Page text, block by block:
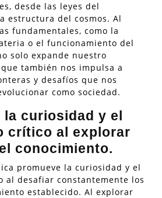
desde las leyes del
estructura del cosmos. Al
fundamentales, como la
o el funcionamiento del
solo expande nuestro
también nos impulsa a
y desafíos que nos
como sociedad.
la curiosidad y el
crítico al explorar
conocimiento.
promueve la curiosidad y el
al desafiar constantemente los
establecido. Al explorar